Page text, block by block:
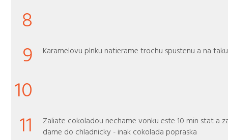
8
9
Karamelovu plnku natierame trochu spustenu a na
10
11
Zaliate cokoladou nechame vonku este 10 min stat a
dame do chladnicky - inak cokolada popraska